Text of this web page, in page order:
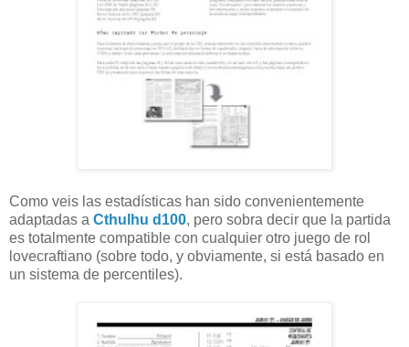
Como veis las estadísticas han sido convenientemente
adaptadas a Cthulhu d100, pero sobra decir que la partida
es totalmente compatible con cualquier otro juego de rol
lovecraftiano (sobre todo, y obviamente, si está basado en
un sistema de percentiles).